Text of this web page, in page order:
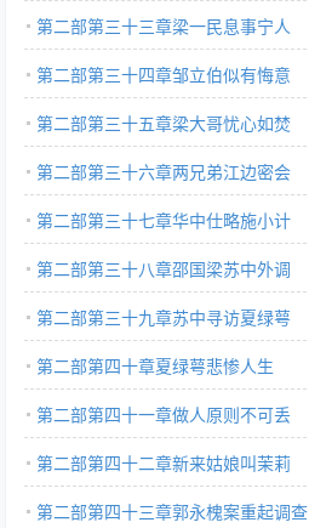
第二部第三十三章梁一民息事宁人
第二部第三十四章邹立伯似有悔意
第二部第三十五章梁大哥忧心如焚
第二部第三十六章两兄弟江边密会
第二部第三十七章华中仕略施小计
第二部第三十八章邵国梁苏中外调
第二部第三十九章苏中寻访夏绿萼
第二部第四十章夏绿萼悲惨人生
第二部第四十一章做人原则不可丢
第二部第四十二章新来姑娘叫茉莉
第二部第四十三章郭永槐案重起调查